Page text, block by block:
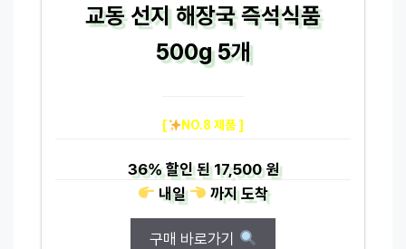
교동 선지 해장국 즉석식품
500g 5개
[ NO.8 제품 ]
36%할인 된17,500 원
내일
까지도착
구매 바로가기